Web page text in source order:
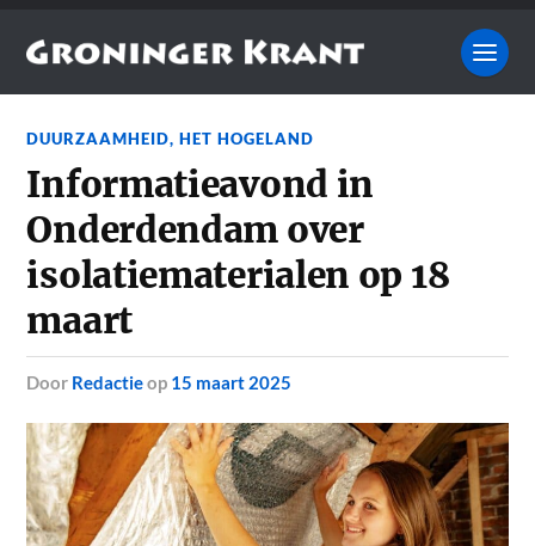
DUURZAAMHEID,HET HOGELAND
Informatieavond in
Onderdendam over
isolatiematerialen op 18
maart
door Redactieop 15 maart 2025